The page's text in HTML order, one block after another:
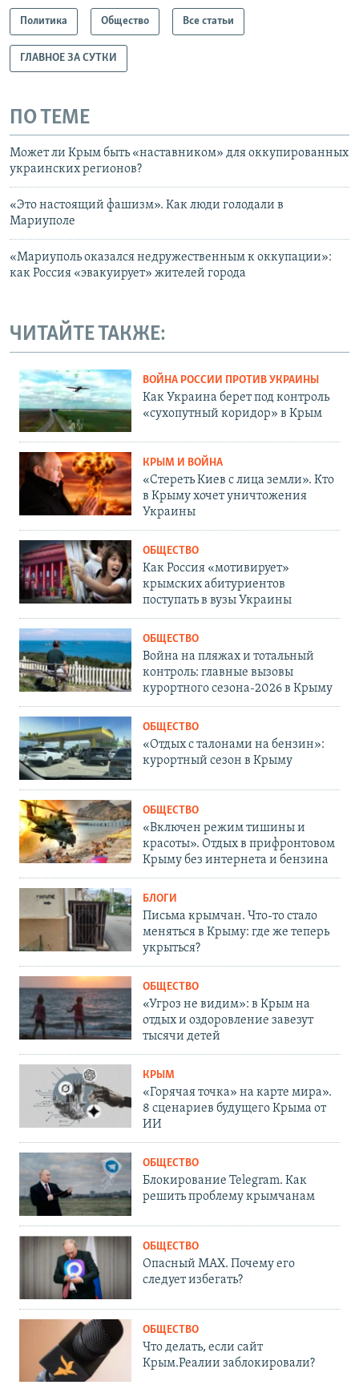
Политика Общество Все статьи
ГЛАВНОЕ ЗА СУТКИ
ПО ТЕМЕ
Может ли Крым быть «наставником» для оккупированных
украинских регионов?
«Это настоящий фашизм». Как люди голодали в
Мариуполе
«Мариуполь оказался недружественным к оккупации»:
как Россия «эвакуирует» жителей города
ЧИТАЙТЕ ТАКЖЕ:
ВОЙНА РОССИИ ПРОТИВ УКРАИНЫ
Как Украина берет под контроль
«сухопутный коридор» в Крым
КРЫМ И ВОЙНА
«Стереть Киев с лица земли». Кто
в Крыму хочет уничтожения
Украины
ОБЩЕСТВО
Как Россия «мотивирует»
крымских абитуриентов
поступать в вузы Украины
ОБЩЕСТВО
Война на пляжах и тотальный
контроль: главные вызовы
курортного сезона-2026 в Крыму
ОБЩЕСТВО
«Отдых с талонами на бензин»:
курортный сезон в Крыму
ОБЩЕСТВО
«Включен режим тишины и
красоты». Отдых в прифронтовом
Крыму без интернета и бензина
БЛОГИ
Письма крымчан. Что-то стало
меняться в Крыму: где же теперь
укрыться?
ОБЩЕСТВО
«Угроз не видим»: в Крым на
отдых и оздоровление завезут
тысячи детей
КРЫМ
«Горячая точка» на карте мира».
8 сценариев будущего Крыма от
ИИ
ОБЩЕСТВО
Блокирование Telegram. Как
решить проблему крымчанам
ОБЩЕСТВО
Опасный MAX. Почему его
следует избегать?
ОБЩЕСТВО
Что делать, если сайт
Крым.Реалии заблокировали?